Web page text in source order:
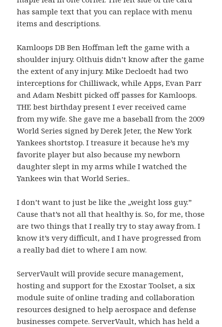
has sample text that you can replace with menu
items and descriptions.
Kamloops DB Ben Hoffman left the game with a
shoulder injury. Olthuis didn’t know after the game
the extent of any injury. Mike Decloedt had two
interceptions for Chilliwack, while Apps, Evan Parr
and Adam Nesbitt picked off passes for Kamloops.
THE best birthday present I ever received came
from my wife. She gave me a baseball from the 2009
World Series signed by Derek Jeter, the New York
Yankees shortstop. I treasure it because he’s my
favorite player but also because my newborn
daughter slept in my arms while I watched the
Yankees win that World Series..
I don’t want to just be like the „weight loss guy.”
Cause that’s not all that healthy is. So, for me, those
are two things that I really try to stay away from. I
know it’s very difficult, and I have progressed from
a really bad diet to where I am now.
ServerVault will provide secure management,
hosting and support for the Exostar Toolset, a six
module suite of online trading and collaboration
resources designed to help aerospace and defense
businesses compete. ServerVault, which has held a